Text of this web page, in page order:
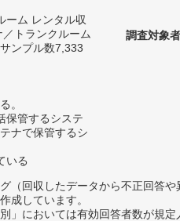
ーム レンタル収
トランクルーム
ンプル数7,333
。
保管するシステ
ナで保管するシ
いる
調査対象者
回収したデータから不正回答や
成しています。
においては有効回答者数が規